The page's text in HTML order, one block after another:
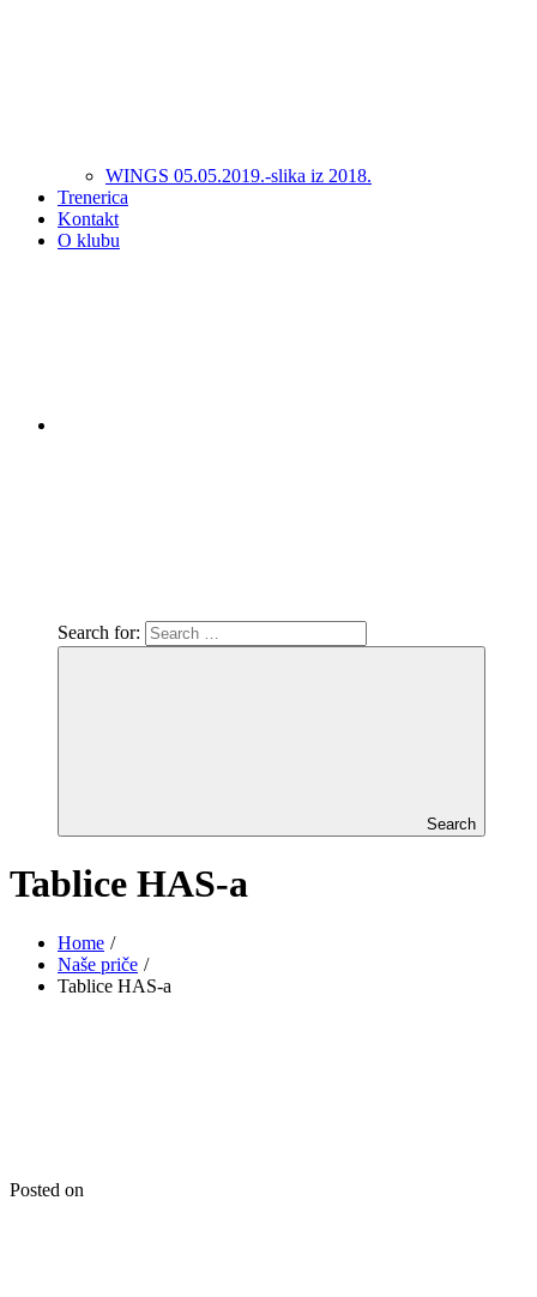
WINGS 05.05.2019.-slika iz 2018.
Trenerica
Kontakt
O klubu
Search for:
Search
Tablice HAS-a
Home
Naše priče
Tablice HAS-a
Posted on